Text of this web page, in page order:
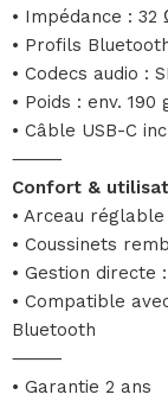
• Impédance : 32
• Profils
• Codecs audio :
• Poids : env. 190
• Câble USB-C
⸻
Confort &
• Arceau réglable
• Coussinets
• Gestion
• Compatible
Bluetooth
⸻
• Garantie 2 ans